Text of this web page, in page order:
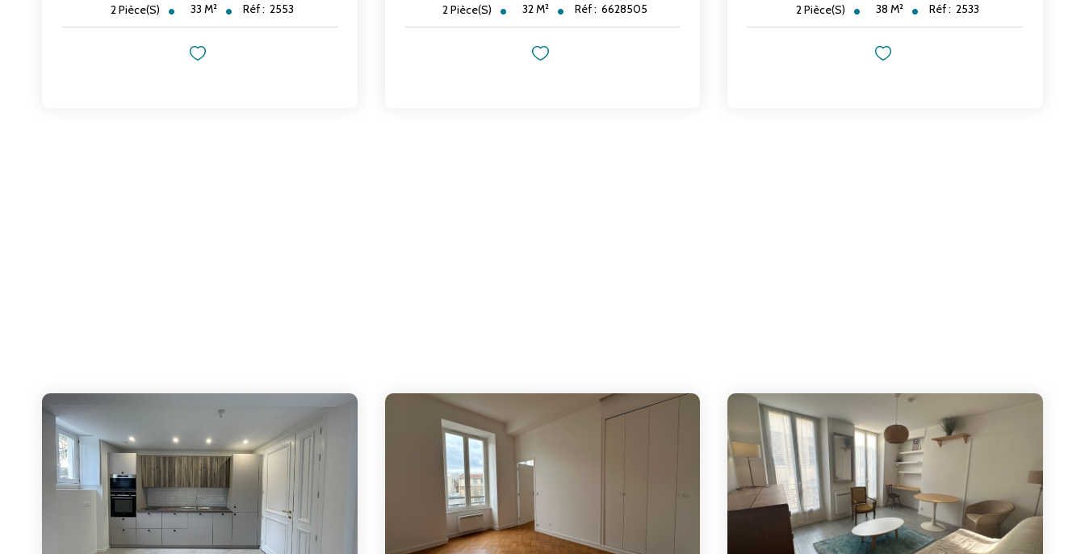
2Pièce(s) 33 M² Réf : 2553 2Pièce(s) 32M² Réf : 6628505 2Pièce(s) 38M² Réf : 2533